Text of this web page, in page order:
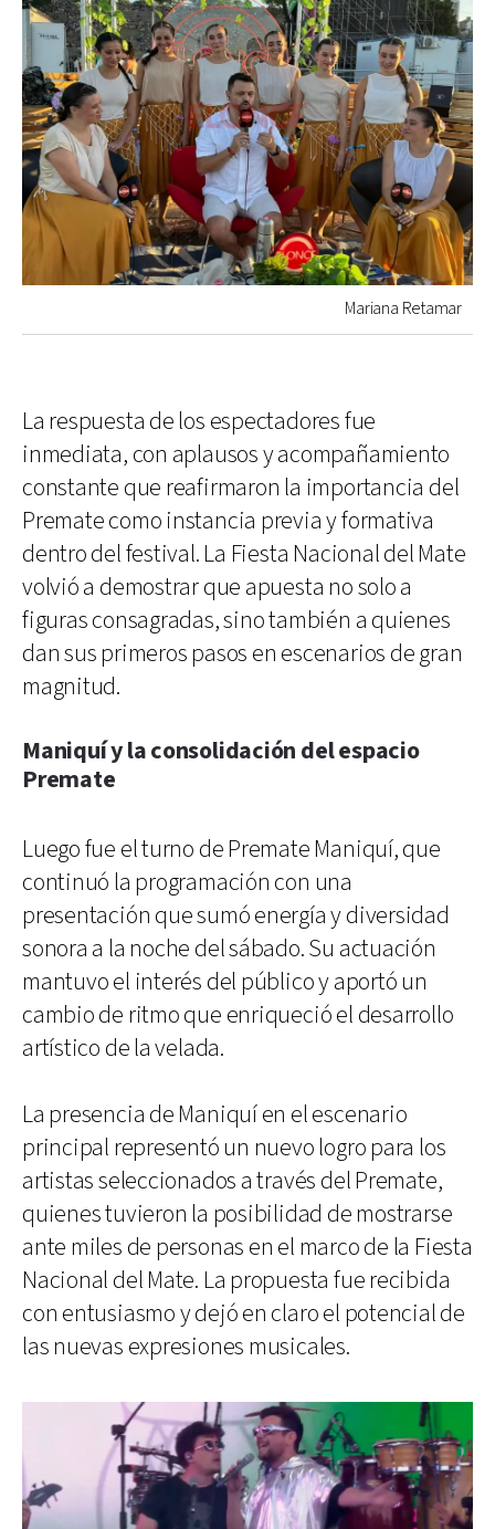
Mariana Retamar
La respuesta de los espectadores fue
inmediata, con aplausos y acompañamiento
constante que reafirmaron la importancia del
Premate como instancia previa y formativa
dentro del festival. La Fiesta Nacional del Mate
volvió a demostrar que apuesta no solo a
figuras consagradas, sino también a quienes
dan sus primeros pasos en escenarios de gran
magnitud.
Maniquí y la consolidación del espacio
Premate
Luego fue el turno de Premate Maniquí, que
continuó la programación con una
presentación que sumó energía y diversidad
sonora a la noche del sábado. Su actuación
mantuvo el interés del público y aportó un
cambio de ritmo que enriqueció el desarrollo
artístico de la velada.
La presencia de Maniquí en el escenario
principal representó un nuevo logro para los
artistas seleccionados a través del Premate,
quienes tuvieron la posibilidad de mostrarse
ante miles de personas en el marco de la Fiesta
Nacional del Mate. La propuesta fue recibida
con entusiasmo y dejó en claro el potencial de
las nuevas expresiones musicales.